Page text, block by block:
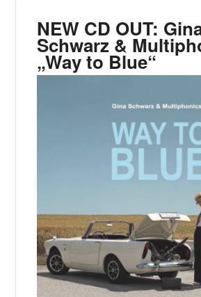
NEW CD OUT:
Schwarz &
„Way to Blue“